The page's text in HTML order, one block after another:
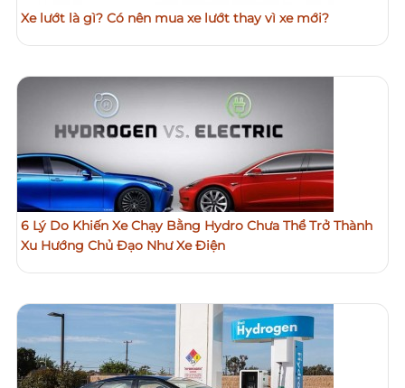
Xe lướt là gì? Có nên mua xe lướt thay vì xe mới?
6 Lý Do Khiến Xe Chạy Bằng Hydro Chưa Thể Trở Thành
Xu Hướng Chủ Đạo Như Xe Điện